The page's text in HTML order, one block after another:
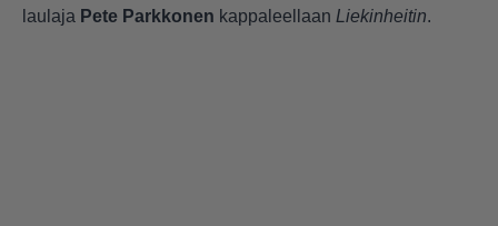
laulaja Pete Parkkonen kappaleellaan Liekinheitin.